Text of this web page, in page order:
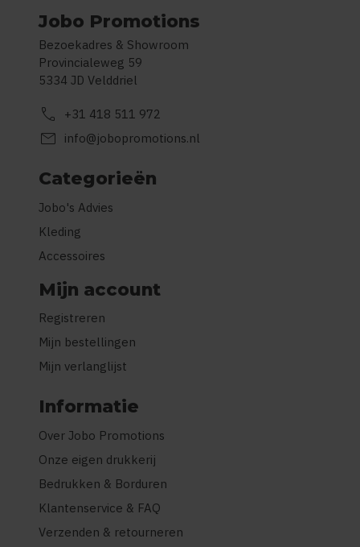
Jobo Promotions
Bezoekadres & Showroom
Provincialeweg 59
5334 JD Velddriel
call +31 418 511 972
mail info@jobopromotions.nl
Categorieën
Jobo's Advies
Kleding
Accessoires
Mijn account
Registreren
Mijn bestellingen
Mijn verlanglijst
Informatie
Over Jobo Promotions
Onze eigen drukkerij
Bedrukken & Borduren
Klantenservice & FAQ
Verzenden & retourneren